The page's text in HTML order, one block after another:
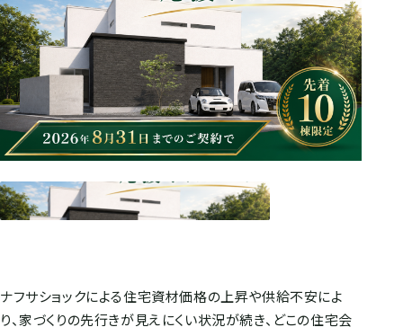
ナフサショックによる住宅資材価格の上昇や供給不安によ
り、家づくりの先行きが見えにくい状況が続き、どこの住宅会